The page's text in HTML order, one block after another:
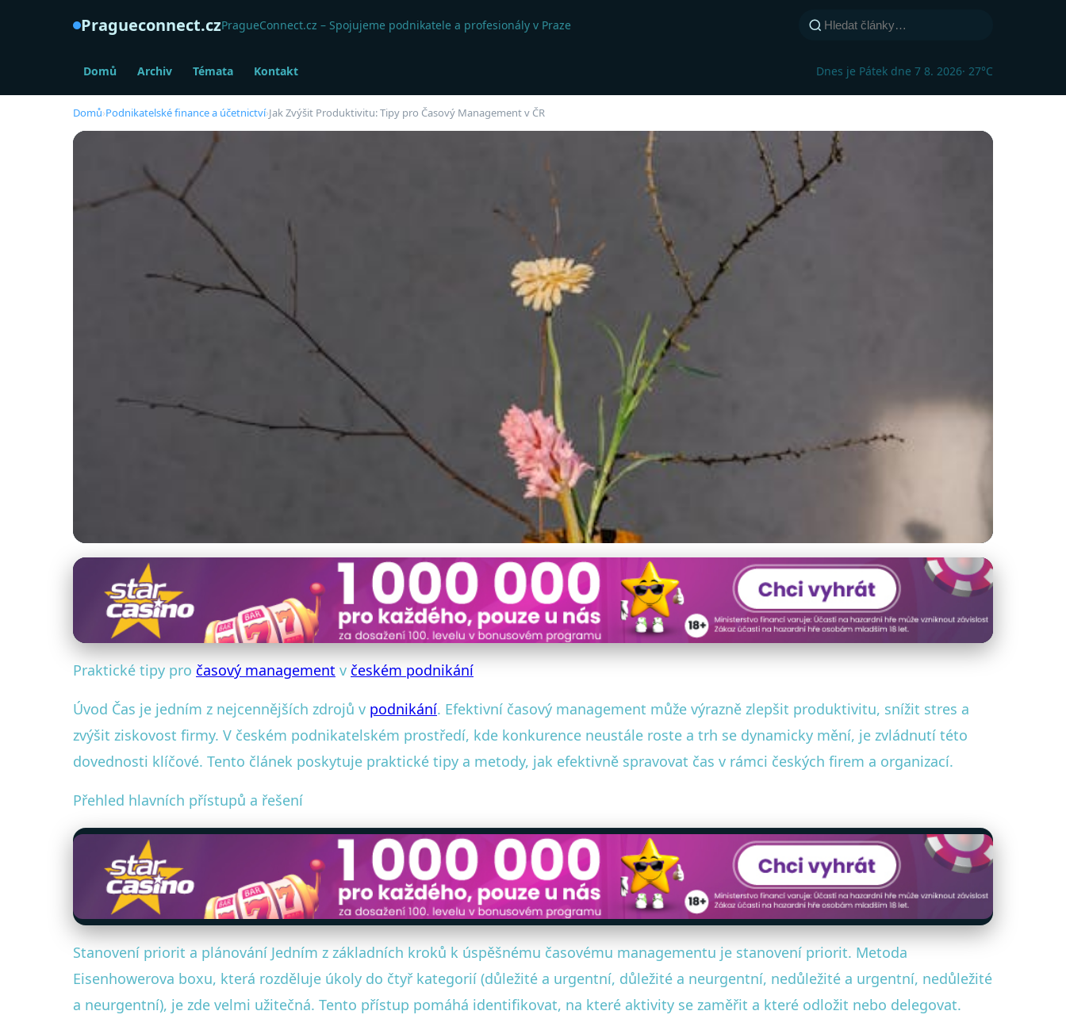
Pragueconnect.czPragueConnect.cz – Spojujeme podnikatele a profesionály v Praze
Domů Archiv Témata Kontakt Dnes je Pátek dne 7 8. 2026· 27°C
Domů›Podnikatelské finance a účetnictví›Jak Zvýšit Produktivitu: Tipy pro Časový Management v ČR
Podnikatelské finance a účetnictví
Jak Zvýšit Produktivitu: Tipy pro Časový Management v ČR
5. 11. 2025· 4 min čtení · Autor: Simona Novotná
Praktické tipy pro časový management v českém podnikání
Úvod Čas je jedním z nejcennějších zdrojů v podnikání. Efektivní časový management může výrazně zlepšit produktivitu, snížit stres a
zvýšit ziskovost firmy. V českém podnikatelském prostředí, kde konkurence neustále roste a trh se dynamicky mění, je zvládnutí této
dovednosti klíčové. Tento článek poskytuje praktické tipy a metody, jak efektivně spravovat čas v rámci českých firem a organizací.
Přehled hlavních přístupů a řešení
Stanovení priorit a plánování Jedním z základních kroků k úspěšnému časovému managementu je stanovení priorit. Metoda
Eisenhowerova boxu, která rozděluje úkoly do čtyř kategorií (důležité a urgentní, důležité a neurgentní, nedůležité a urgentní, nedůležité
a neurgentní), je zde velmi užitečná. Tento přístup pomáhá identifikovat, na které aktivity se zaměřit a které odložit nebo delegovat.